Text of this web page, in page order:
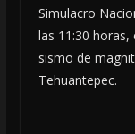
Simulacro
las 11:30
sismo de
Tehuantepec.